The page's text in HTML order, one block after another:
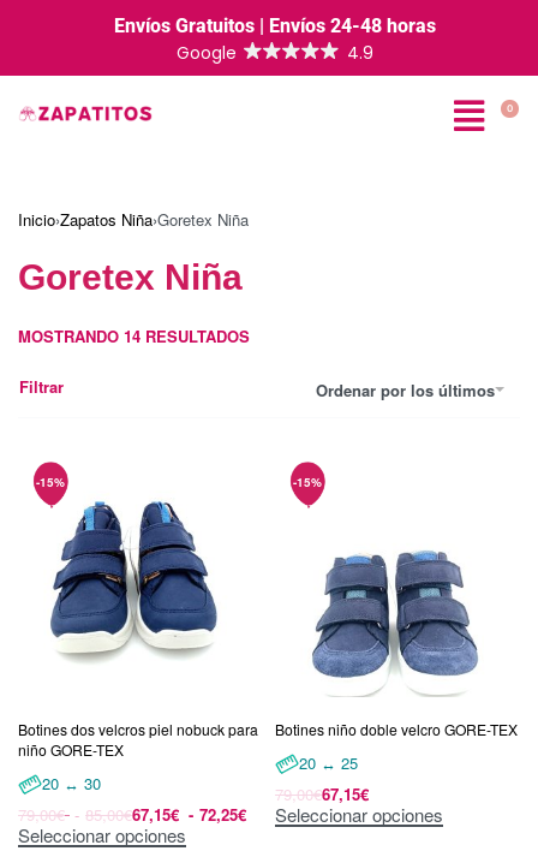
Envíos Gratuitos | Envíos 24-48 horas
0
Inicio›Zapatos Niña›Goretex Niña
Goretex Niña
MOSTRANDO 14 RESULTADOS
Ordenar por los últimos
Filtrar
Botines dos velcros piel nobuck para
niño GORE-TEX
20 ↔ 30
79,00€ 85,00€67,15€ 72,25€
Seleccionar opciones
Botines niño doble velcro GORE-TEX
20 ↔ 25
79,00€67,15€
Seleccionar opciones